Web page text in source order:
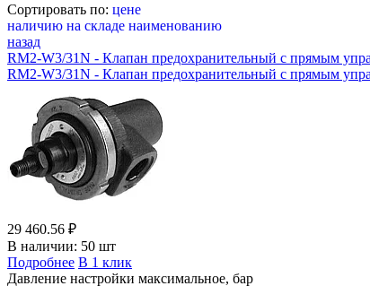
Сортировать по: цене
наличию на складе наименованию
назад
RM2-W3/31N - Клапан предохранительный с прямым
RM2-W3/31N - Клапан предохранительный с прямым
29 460.56 ₽
В наличии: 50 шт
Подробнее В 1 клик
Давление настройки максимальное, бар